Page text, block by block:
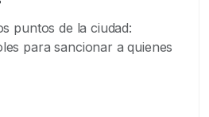
puntos de la ciudad:
para sancionar a quienes